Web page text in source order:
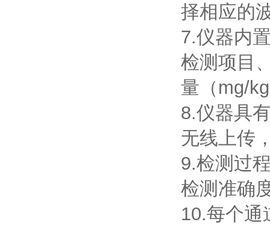
择相应的
7.仪器内
检测项目
量（mg/
8.仪器具
无线上传
9.检测过
检测准确
10.每个通